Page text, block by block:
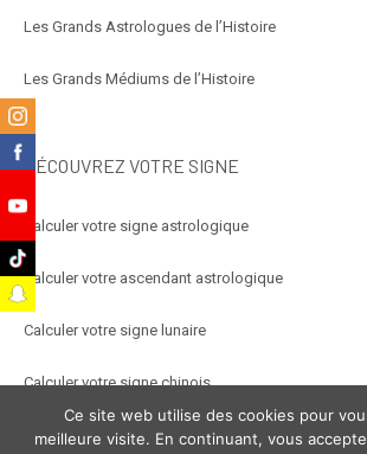
Les Grands Astrologues de l’Histoire
Les Grands Médiums de l’Histoire
DÉCOUVREZ VOTRE SIGNE
Calculer votre signe astrologique
Calculer votre ascendant astrologique
Calculer votre signe lunaire
Calculer votre signe chinois
Calculer votre signe arabe
Ce site web utilise des cookies pour
meilleure visite. En continuant, vous